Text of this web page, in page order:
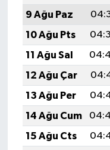
9 Ağu Paz
10 Ağu Pts
11 Ağu Sal
12 Ağu Çar
13 Ağu Per
14 Ağu Cum
15 Ağu Cts